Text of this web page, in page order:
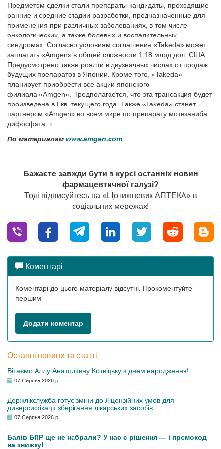
Предметом сделки стали препараты-кандидаты, проходящие
ранние и средние стадии разработки, предназначенные для
применения при различных заболеваниях, в том числе
онкологических, а также болевых и воспалительных
синдромах. Согласно условиям соглашения «Takeda» может
заплатить «Amgen» в общей сложности 1,18 млрд дол. США.
Предусмотрено также роялти в двузначных числах от продаж
будущих препаратов в Японии. Кроме того, «Takeda»
планирует приобрести все акции японского
филиала «Amgen». Предполагается, что эта трансакция будет
произведена в І кв. текущего года. Также «Takeda» станет
партнером «Amgen» во всем мире по препарату мотезаниба
дифосфата. n
По материалам www.amgen.com
Бажаєте завжди бути в курсі останніх новин
фармацевтичної галузі?
Тоді підписуйтесь на «Щотижневик АПТЕКА» в
соціальних мережах!
Коментарі
Коментарі до цього матеріалу відсутні. Прокоментуйте
першим
Додати коментар
Останні новини та статті
Вітаємо Аллу Анатоліївну Котвіцьку з днем народження!
07 Серпня 2026 р.
Держлікслужба готує зміни до Ліцензійних умов для
диверсифікації зберігання лікарських засобів
07 Серпня 2026 р.
Балів БПР ще не набрали? У нас є рішення — і промокод
на знижку!